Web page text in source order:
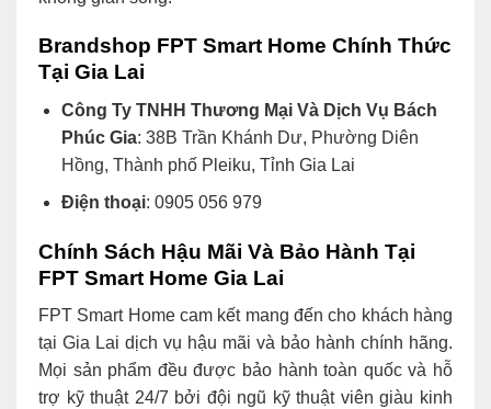
Brandshop FPT Smart Home Chính Thức
Tại Gia Lai
Công Ty TNHH Thương Mại Và Dịch Vụ Bách
Phúc Gia: 38B Trần Khánh Dư, Phường Diên
Hồng, Thành phố Pleiku, Tỉnh Gia Lai
Điện thoại: 0905 056 979
Chính Sách Hậu Mãi Và Bảo Hành Tại
FPT Smart Home Gia Lai
FPT Smart Home cam kết mang đến cho khách hàng
tại Gia Lai dịch vụ hậu mãi và bảo hành chính hãng.
Mọi sản phẩm đều được bảo hành toàn quốc và hỗ
trợ kỹ thuật 24/7 bởi đội ngũ kỹ thuật viên giàu kinh